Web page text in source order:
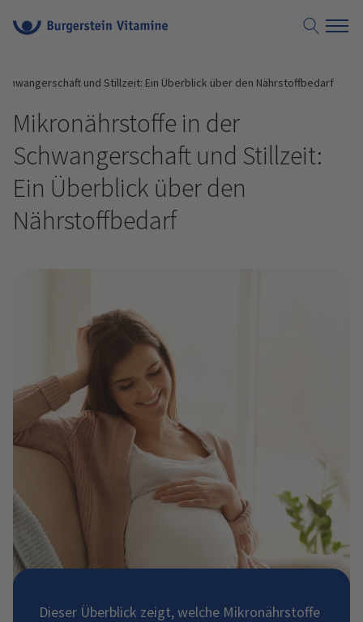
Suche
und Stillzeit: Ein Überblick über den Nährstoffbedarf
Mikronährstoffe in der
Schwangerschaft und Stillzeit:
Ein Überblick über den
Nährstoffbedarf
Dieser Überblick zeigt, welche Mikronährstoffe